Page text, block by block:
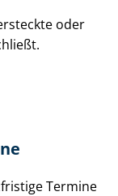
oder
Termine